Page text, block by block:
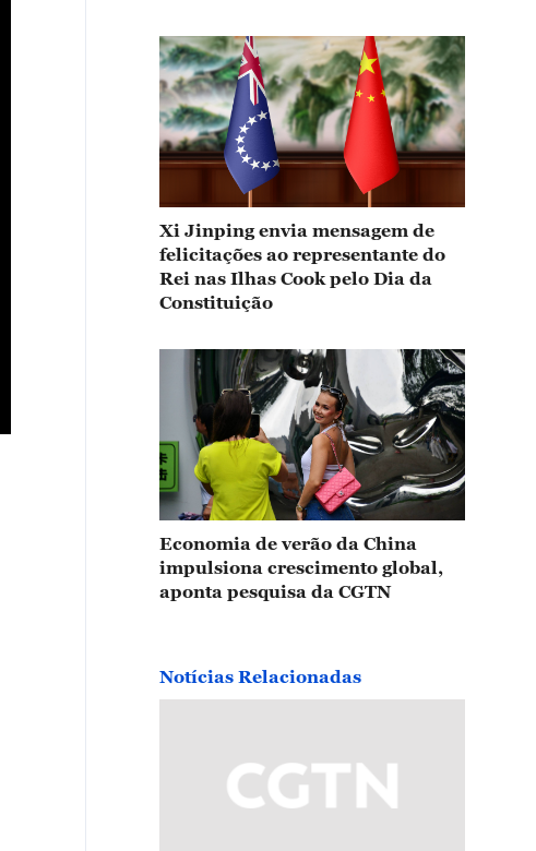
Xi Jinping envia mensagem de
felicitações ao representante do
Rei nas Ilhas Cook pelo Dia da
Constituição
Economia de verão da China
impulsiona crescimento global,
aponta pesquisa da CGTN
Notícias Relacionadas